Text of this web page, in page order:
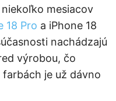
mesiacov
18 Pro a iPhone 18
nachádzajú
výrobou, čo
je už dávno